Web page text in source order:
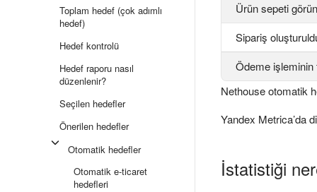
Toplam hedef (çok adımlı
hedef)
Hedef kontrolü
Hedef raporu nasıl
düzenlenir?
Seçilen hedefler
Önerilen hedefler
Otomatik hedefler
Otomatik e-ticaret
hedefleri
Ürün sepeti
Sipariş
Ödeme işleminin
Nethouse otomatik
Yandex Metrica’da
İstatistiği